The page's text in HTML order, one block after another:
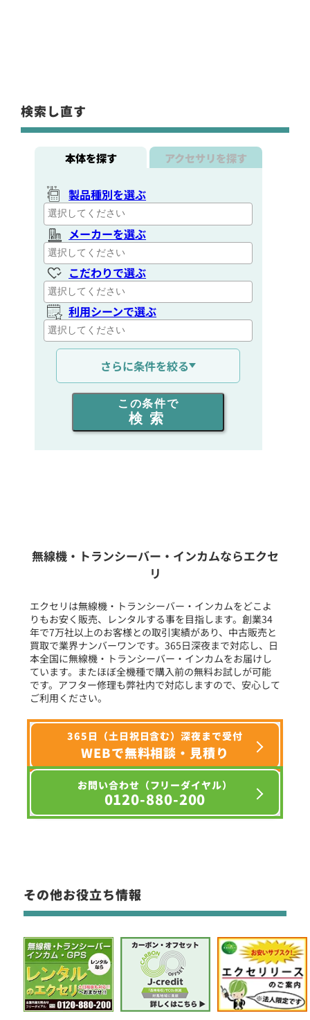
検索し直す
本体を探す アクセサリを探す
製品種別を選ぶ
メーカーを選ぶ
こだわりで選ぶ
利用シーンで選ぶ
通信距離を選ぶ
出力を選ぶ
同時通話人数を選ぶ
フリーワード入力(製品名等)
選択条件をリセット
さらに条件を絞る
この条件で
検索
無線機・トランシーバー・インカムならエクセ
リ
エクセリは無線機・トランシーバー・インカムをどこよ
りもお安く販売、レンタルする事を目指します。創業34
年で7万社以上のお客様との取引実績があり、中古販売と
買取で業界ナンバーワンです。365日深夜まで対応し、日
本全国に無線機・トランシーバー・インカムをお届けし
ています。またほぼ全機種で購入前の無料お試しが可能
です。アフター修理も弊社内で対応しますので、安心して
ご利用ください。
365日（土日祝日含む）深夜まで受付
WEBで無料相談・見積り
お問い合わせ（フリーダイヤル）
0120-880-200
その他お役立ち情報